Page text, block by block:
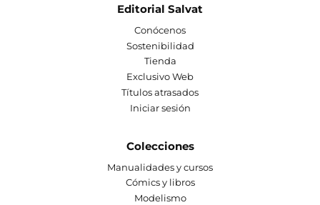
Editorial Salvat
Conócenos
Sostenibilidad
Tienda
Exclusivo Web
Títulos atrasados
Iniciar sesión
Colecciones
Manualidades y cursos
Cómics y libros
Modelismo